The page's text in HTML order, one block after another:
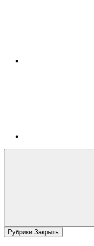
Рубрики Закрыть